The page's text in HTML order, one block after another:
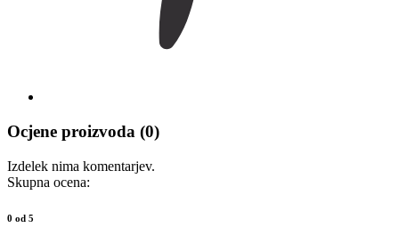
Ocjene proizvoda (0)
Izdelek nima komentarjev.
Skupna ocena:
0 od 5